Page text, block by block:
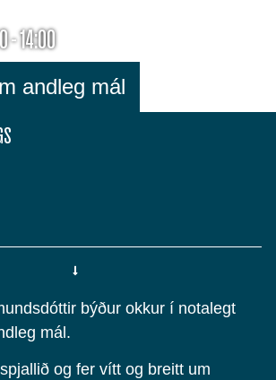
- 14:00
andleg mál
býður okkur í notalegt
mál.
og fer vítt og breitt um